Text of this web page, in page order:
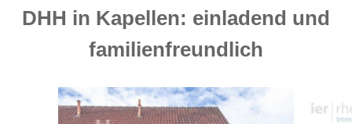
DHH in Kapellen: einladend und
familienfreundlich